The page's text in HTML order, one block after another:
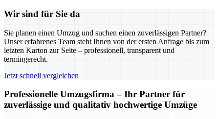
Wir sind für Sie da
Sie planen einen Umzug und suchen einen zuverlässigen Partner?
Unser erfahrenes Team steht Ihnen von der ersten Anfrage bis zum
letzten Karton zur Seite – professionell, transparent und
termingerecht.
Jetzt schnell vergleichen
Professionelle Umzugsfirma – Ihr Partner für
zuverlässige und qualitativ hochwertige Umzüge